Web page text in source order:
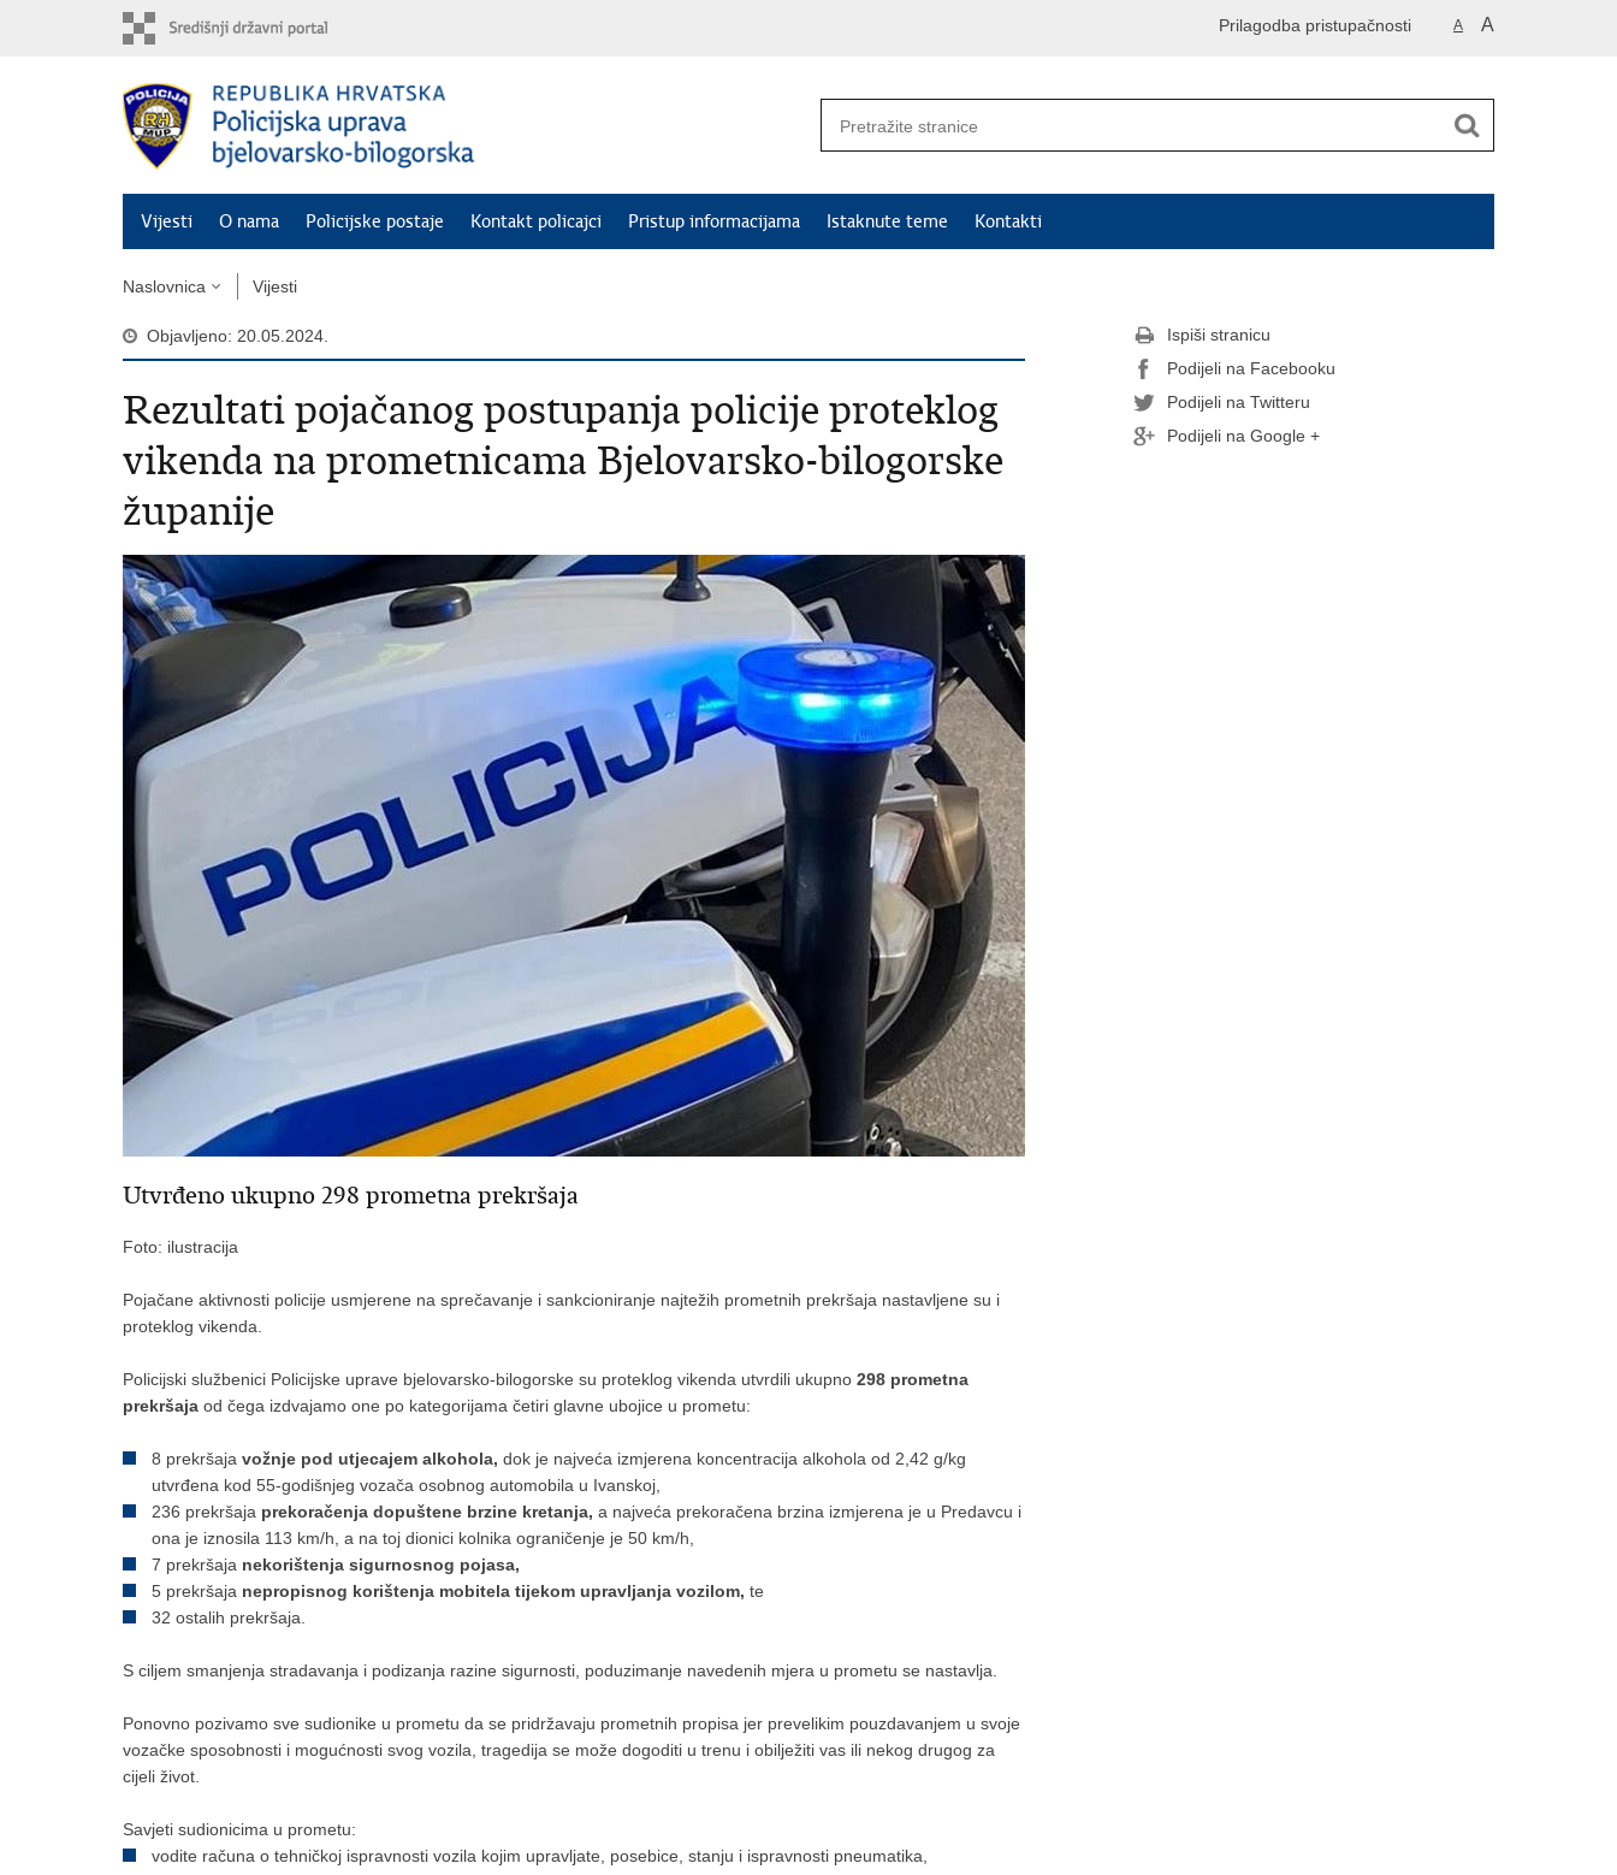
A A
Prilagodba pristupačnosti
Vijesti O nama Policijske postaje Kontakt policajci Pristup informacijama Istaknute teme Kontakti
Naslovnica Vijesti
Objavljeno: 20.05.2024.
Rezultati pojačanog postupanja policije proteklog
vikenda na prometnicama Bjelovarsko-bilogorske
županije
Utvrđeno ukupno 298 prometna prekršaja
Foto: ilustracija
Pojačane aktivnosti policije usmjerene na sprečavanje i sankcioniranje najtežih prometnih prekršaja nastavljene su i
proteklog vikenda.
Policijski službenici Policijske uprave bjelovarsko-bilogorske su proteklog vikenda utvrdili ukupno 298 prometna
prekršaja od čega izdvajamo one po kategorijama četiri glavne ubojice u prometu:
8 prekršaja vožnje pod utjecajem alkohola, dok je najveća izmjerena koncentracija alkohola od 2,42 g/kg
utvrđena kod 55-godišnjeg vozača osobnog automobila u Ivanskoj,
236 prekršaja prekoračenja dopuštene brzine kretanja, a najveća prekoračena brzina izmjerena je u Predavcu i
ona je iznosila 113 km/h, a na toj dionici kolnika ograničenje je 50 km/h,
7 prekršaja nekorištenja sigurnosnog pojasa,
5 prekršaja nepropisnog korištenja mobitela tijekom upravljanja vozilom, te
32 ostalih prekršaja.
S ciljem smanjenja stradavanja i podizanja razine sigurnosti, poduzimanje navedenih mjera u prometu se nastavlja.
Ponovno pozivamo sve sudionike u prometu da se pridržavaju prometnih propisa jer prevelikim pouzdavanjem u svoje
vozačke sposobnosti i mogućnosti svog vozila, tragedija se može dogoditi u trenu i obilježiti vas ili nekog drugog za
cijeli život.
Savjeti sudionicima u prometu:
vodite računa o tehničkoj ispravnosti vozila kojim upravljate, posebice, stanju i ispravnosti pneumatika,
Ispiši stranicu
Podijeli na Facebooku
Podijeli na Twitteru
Podijeli na Google +